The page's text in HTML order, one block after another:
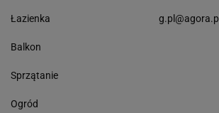
Łazienka
Balkon
Sprzątanie
Ogród
g.pl@agora.pl